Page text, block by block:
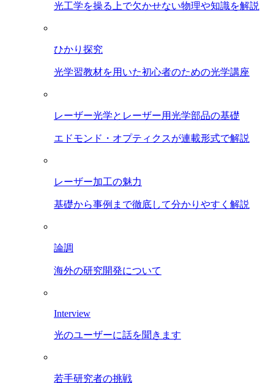
光工学を操る上で欠かせない物理や知識を解説
ひかり探究
光学習教材を用いた初心者のための光学講座
レーザー光学とレーザー用光学部品の基礎
エドモンド・オプティクスが連載形式で解説
レーザー加工の魅力
基礎から事例まで徹底して分かりやすく解説
論調
海外の研究開発について
Interview
光のユーザーに話を聞きます
若手研究者の挑戦